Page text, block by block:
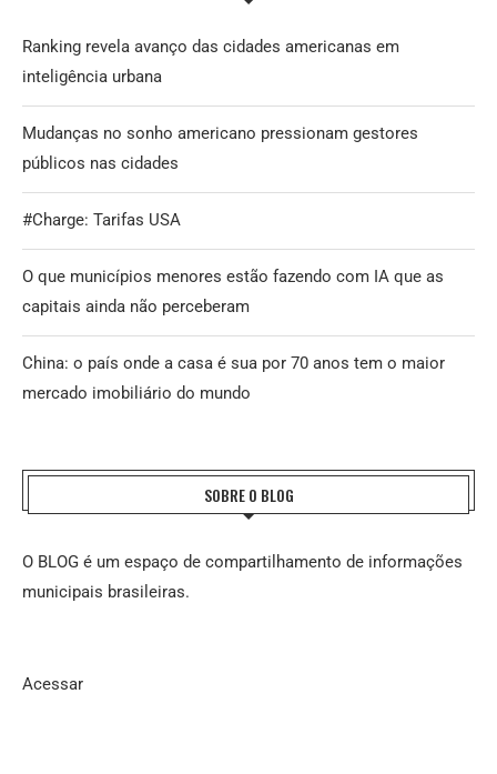
Ranking revela avanço das cidades americanas em
inteligência urbana
Mudanças no sonho americano pressionam gestores
públicos nas cidades
#Charge: Tarifas USA
O que municípios menores estão fazendo com IA que as
capitais ainda não perceberam
China: o país onde a casa é sua por 70 anos tem o maior
mercado imobiliário do mundo
SOBRE O BLOG
O BLOG é um espaço de compartilhamento de informações
municipais brasileiras.
Acessar